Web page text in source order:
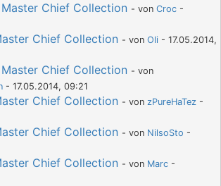
Master Chief Collection - von Croc -
Chief Collection - von Oli - 17.05.2014,
Master Chief Collection - von
- 17.05.2014, 09:21
Chief Collection - von zPureHaTez -
Chief Collection - von NilsoSto -
Chief Collection - von Marc -